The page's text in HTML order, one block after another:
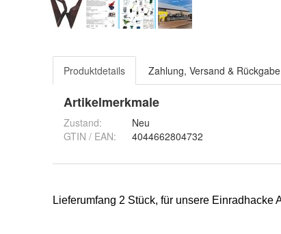
Produktdetails Zahlung, Versand & Rückgabe
Artikelmerkmale
Zustand:
Neu
GTIN / EAN:
4044662804732